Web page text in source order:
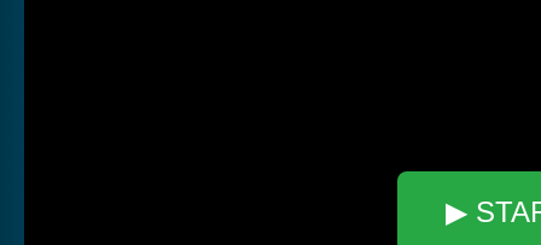
▶